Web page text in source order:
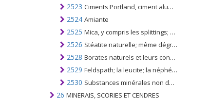
2523 Ciments Portland, ciment alumineux (ciment fondu), ciment laitier, ciment super-sulfate et ciments hydrauliques similaires, même colorés ou sous forme de clinkers
2524 Amiante
2525 Mica, y compris les splittings; déchets de mica
2526 Stéatite naturelle; même dégrossi ou simplement débité, par sciage ou autrement, en blocs ou en plaques de forme carrée ou rectangulaire; talc
2528 Borates naturels et leurs concentrés (même calcinés), à l'exclusion des borates séparés de la saumure naturelle; acide borique naturel ne contenant pas plus de 85% de H3BO3 calculé sur le poids sec
2529 Feldspath; la leucite; la néphéline et la syénite néphélinique; spath fluor
2530 Substances minérales non dénommées ni comprises ailleurs
26 MINERAIS, SCORIES ET CENDRES